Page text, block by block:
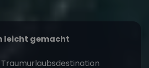
leicht gemacht